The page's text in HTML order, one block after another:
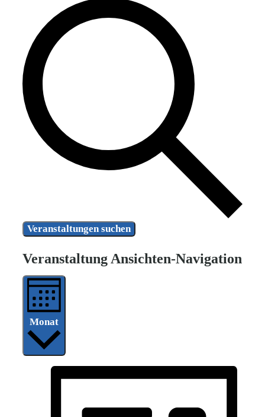
Veranstaltungen suchen
Veranstaltung Ansichten-Navigation
Monat